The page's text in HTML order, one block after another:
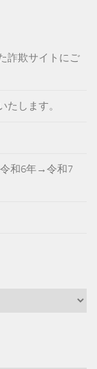
詐欺サイトにご
します。
和6年→令和7